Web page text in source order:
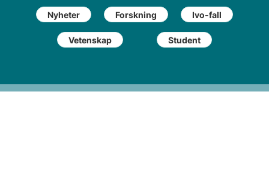
Nyheter Forskning Ivo-fall
Vetenskap Student